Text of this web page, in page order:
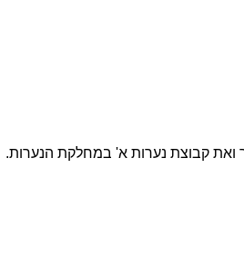
ואת קבוצת נערות א' במחלקת הנערות.